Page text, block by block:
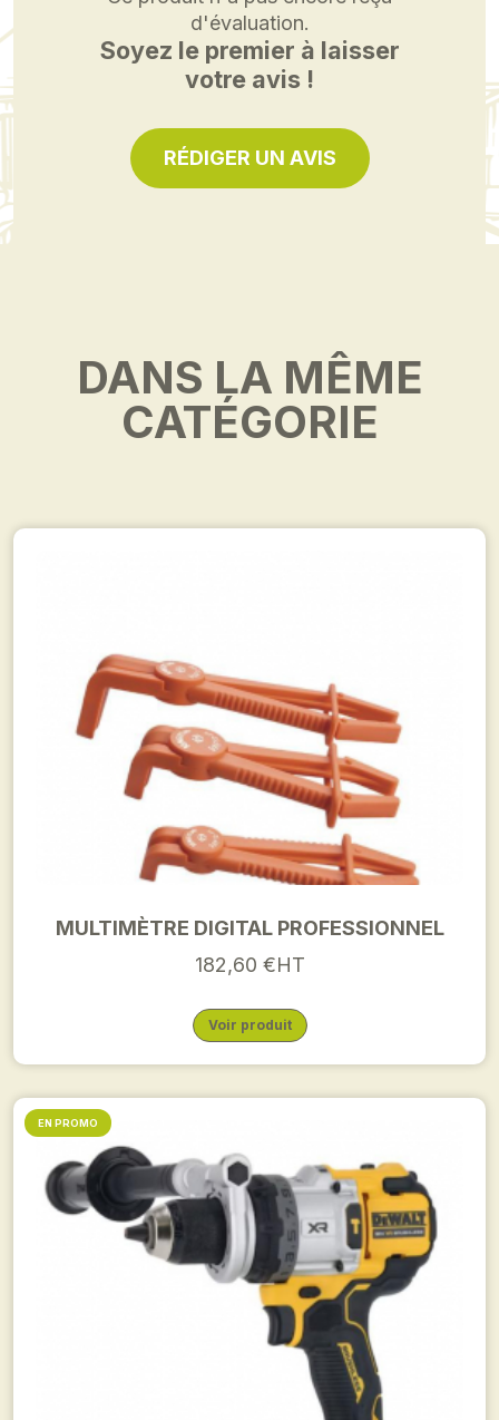
d'évaluation.
Soyez le premier à laisser
votre avis !
RÉDIGER UN AVIS
DANS LA MÊME
CATÉGORIE
MULTIMÈTRE DIGITAL PROFESSIONNEL
182,60 €HT
Voir produit
EN PROMO